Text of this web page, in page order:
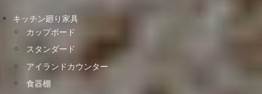
キッチン廻り家具
カップボード
スタンダード
アイランドカウンター
食器棚